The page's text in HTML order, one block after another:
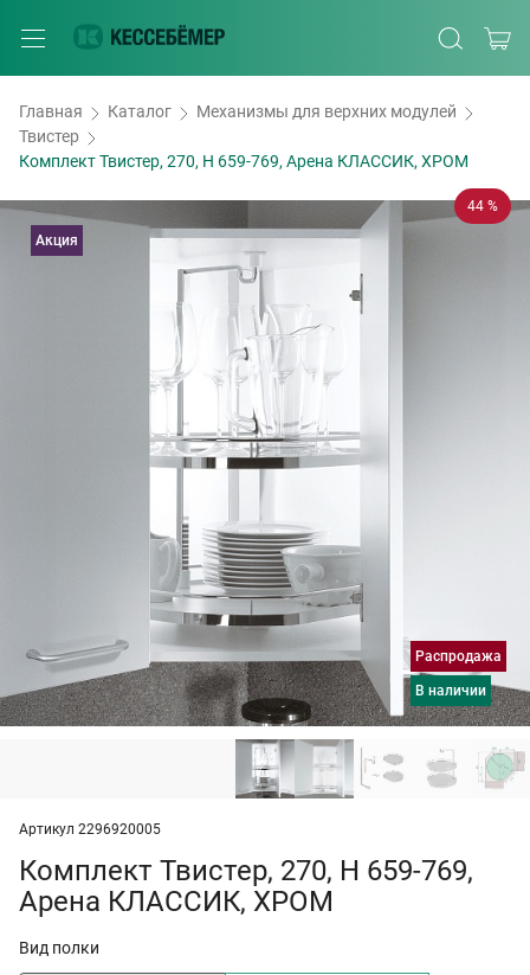
Главная Каталог
Механизмы для верхних модулей
Твистер
Комплект Твистер, 270, H 659-769, Арена КЛАССИК, ХРОМ
44 %
Распродажа
в наличии
Акция
Артикул 2296920005
Комплект Твистер, 270, H 659-769,
Арена КЛАССИК, ХРОМ
Вид полки